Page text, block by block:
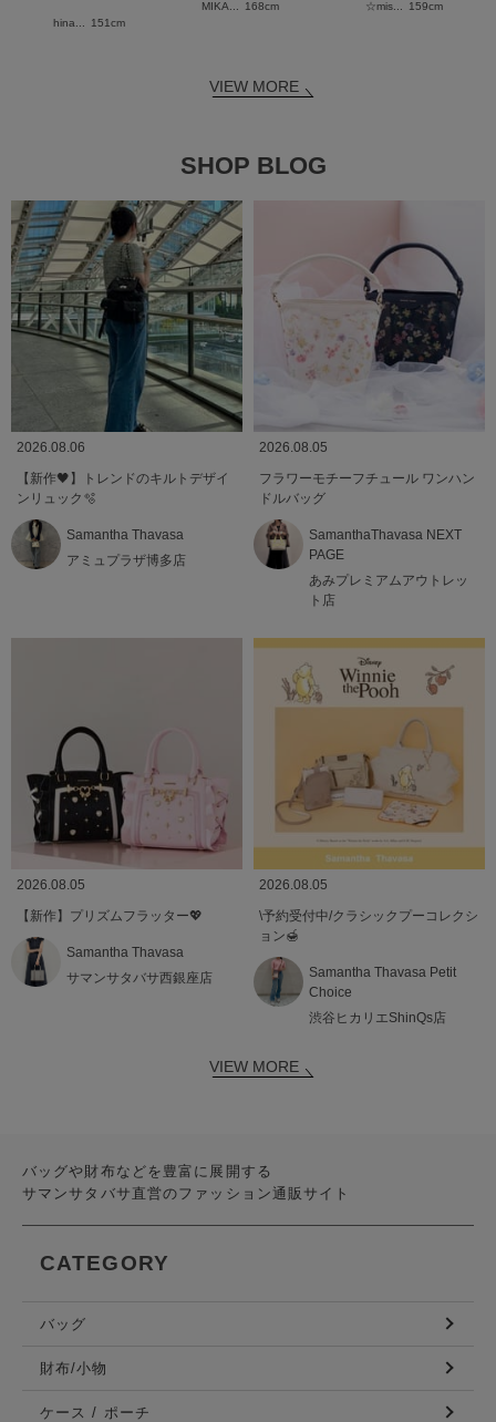
hina... 151cm
MIKA... 168cm ☆mis... 159cm
VIEW MORE
SHOP BLOG
2026.08.06
【新作🖤】トレンドのキルトデザイ
ンリュック🫧
Samantha Thavasa
アミュプラザ博多店
2026.08.05
フラワーモチーフチュール ワンハン
ドルバッグ
SamanthaThavasa NEXT
PAGE
あみプレミアムアウトレッ
ト店
2026.08.05
【新作】プリズムフラッター💖
Samantha Thavasa
サマンサタバサ西銀座店
2026.08.05
\予約受付中/クラシックプーコレクシ
ョン🍯
Samantha Thavasa Petit
Choice
渋谷ヒカリエShinQs店
VIEW MORE
バッグや財布などを豊富に展開する
サマンサタバサ直営のファッション通販サイト
CATEGORY
バッグ
財布/小物
ケース / ポーチ